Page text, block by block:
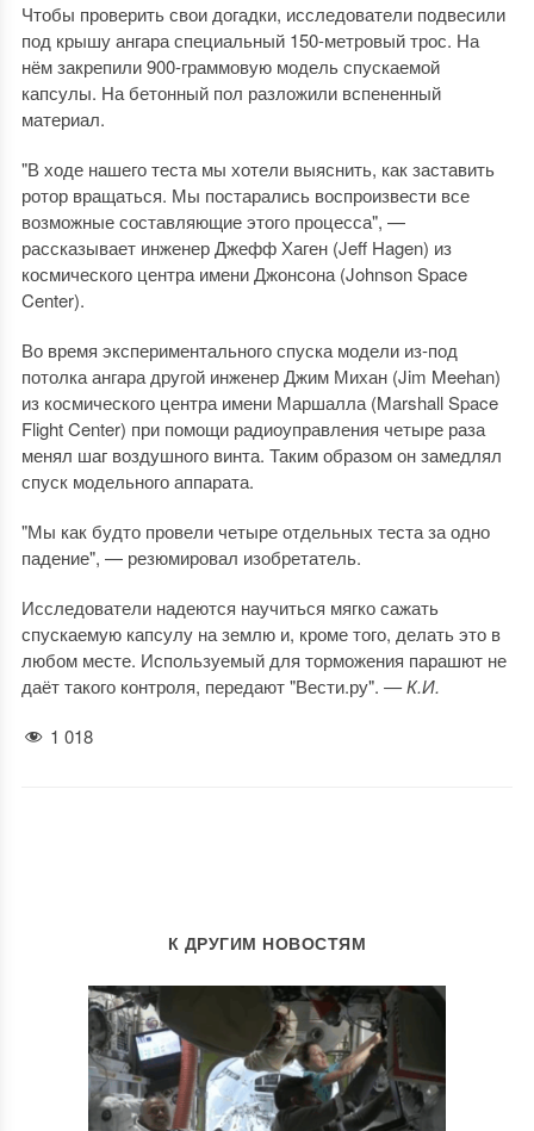
Чтобы проверить свои догадки, исследователи подвесили
под крышу ангара специальный 150-метровый трос. На
нём закрепили 900-граммовую модель спускаемой
капсулы. На бетонный пол разложили вспененный
материал.
"В ходе нашего теста мы хотели выяснить, как заставить
ротор вращаться. Мы постарались воспроизвести все
возможные составляющие этого процесса", —
рассказывает инженер Джефф Хаген (Jeff Hagen) из
космического центра имени Джонсона (Johnson Space
Center).
Во время экспериментального спуска модели из-под
потолка ангара другой инженер Джим Михан (Jim Meehan)
из космического центра имени Маршалла (Marshall Space
Flight Center) при помощи радиоуправления четыре раза
менял шаг воздушного винта. Таким образом он замедлял
спуск модельного аппарата.
"Мы как будто провели четыре отдельных теста за одно
падение", — резюмировал изобретатель.
Исследователи надеются научиться мягко сажать
спускаемую капсулу на землю и, кроме того, делать это в
любом месте. Используемый для торможения парашют не
даёт такого контроля, передают "Вести.ру". — К.И.
1 018
К ДРУГИМ НОВОСТЯМ